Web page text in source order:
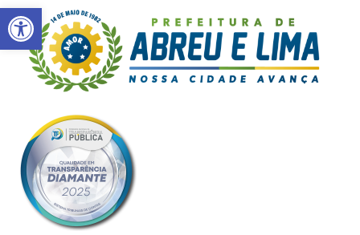
Abrir a barra de ferramentas
Skip
to
content